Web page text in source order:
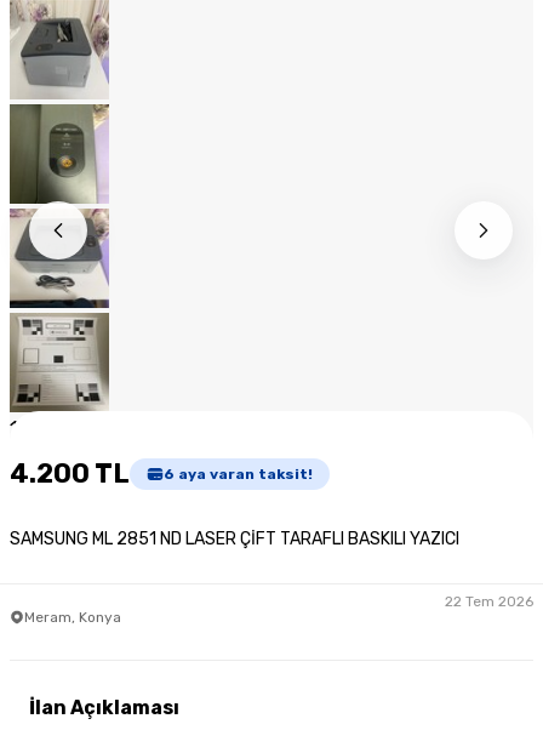
1
4.200 TL 6 aya varan taksit!
SAMSUNG ML 2851 ND LASER ÇİFT TARAFLI BASKILI YAZICI
Meram, Konya
22 Tem 2026
İlan Açıklaması